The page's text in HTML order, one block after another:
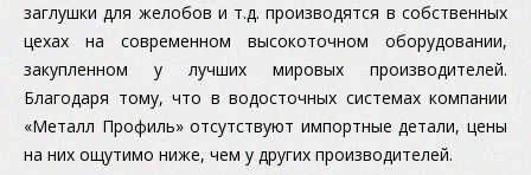
заглушки для желобов и т.д. производятся в собственных
цехах на современном высокоточном оборудовании,
закупленном у лучших мировых производителей.
Благодаря тому, что в водосточных системах компании
«Металл Профиль» отсутствуют импортные детали, цены
на них ощутимо ниже, чем у других производителей.